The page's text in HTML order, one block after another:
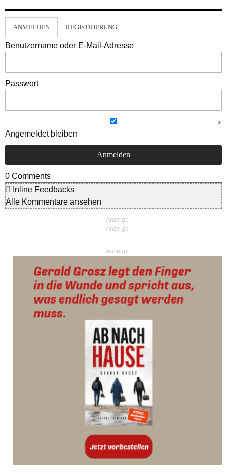
ANMELDEN REGISTRIERUNG
Benutzername oder E-Mail-Adresse
Passwort
Angemeldet bleiben
0 Comments
Inline Feedbacks
Alle Kommentare ansehen
Anzeige